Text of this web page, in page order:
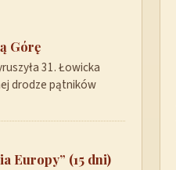
Górę
31. Łowicka
drodze pątników
Europy” (15 dni)